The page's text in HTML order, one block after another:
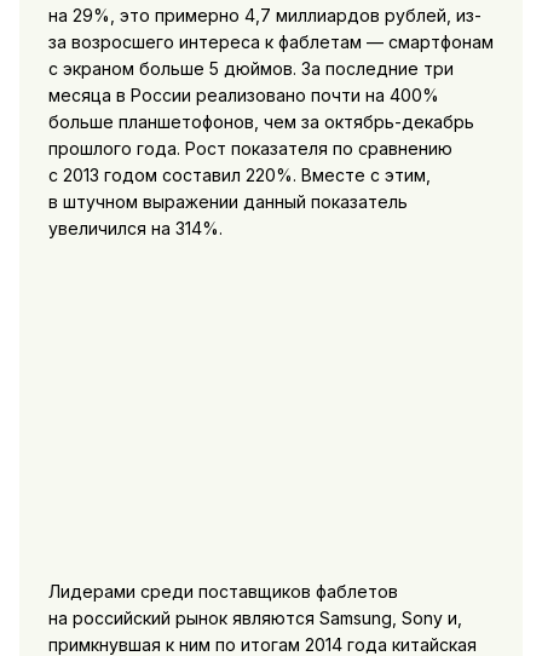
на 29%, это примерно 4,7 миллиардов рублей, из-
за возросшего интереса к фаблетам — смартфонам
с экраном больше 5 дюймов. За последние три
месяца в России реализовано почти на 400%
больше планшетофонов, чем за октябрь-декабрь
прошлого года. Рост показателя по сравнению
с 2013 годом составил 220%. Вместе с этим,
в штучном выражении данный показатель
увеличился на 314%.
Лидерами среди поставщиков фаблетов
на российский рынок являются Samsung, Sony и,
примкнувшая к ним по итогам 2014 года китайская